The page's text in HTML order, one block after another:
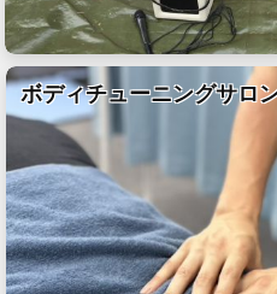
ボディチューニングサロ